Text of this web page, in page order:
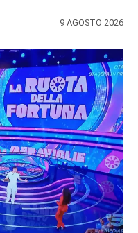
9 AGOSTO 2026